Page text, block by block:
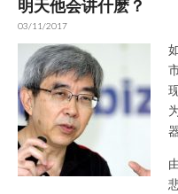
明天他会讲什麽？
03/11/2017